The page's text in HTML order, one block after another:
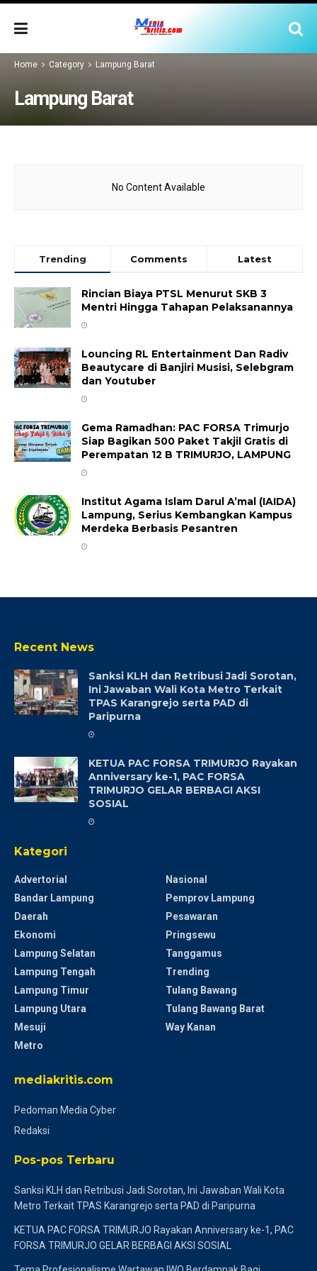
Home Category Lampung Barat
Lampung Barat
No Content Available
Trending Comments Latest
Rincian Biaya PTSL Menurut SKB 3
Mentri Hingga Tahapan Pelaksanannya
Louncing RL Entertainment Dan Radiv
Beautycare di Banjiri Musisi, Selebgram
dan Youtuber
Gema Ramadhan: PAC FORSA Trimurjo
Siap Bagikan 500 Paket Takjil Gratis di
Perempatan 12 B ​TRIMURJO, LAMPUNG
Institut Agama Islam Darul A’mal (IAIDA)
Lampung, Serius Kembangkan Kampus
Merdeka Berbasis Pesantren
Recent News
Sanksi KLH dan Retribusi Jadi Sorotan,
Ini Jawaban Wali Kota Metro Terkait
TPAS Karangrejo serta PAD di
Paripurna
KETUA PAC FORSA TRIMURJO Rayakan
Anniversary ke-1, PAC FORSA
TRIMURJO GELAR BERBAGI AKSI
SOSIAL
Kategori
Advertorial
Bandar Lampung
Daerah
Ekonomi
Lampung Selatan
Lampung Tengah
Lampung Timur
Lampung Utara
Mesuji
Metro
Nasional
Pemprov Lampung
Pesawaran
Pringsewu
Tanggamus
Trending
Tulang Bawang
Tulang Bawang Barat
Way Kanan
mediakritis.com
Pedoman Media Cyber
Redaksi
Pos-pos Terbaru
Sanksi KLH dan Retribusi Jadi Sorotan, Ini Jawaban Wali Kota
Metro Terkait TPAS Karangrejo serta PAD di Paripurna
KETUA PAC FORSA TRIMURJO Rayakan Anniversary ke-1, PAC
FORSA TRIMURJO GELAR BERBAGI AKSI SOSIAL